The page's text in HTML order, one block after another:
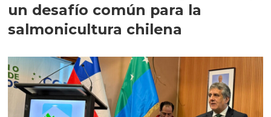
un desafío común para la
salmonicultura chilena